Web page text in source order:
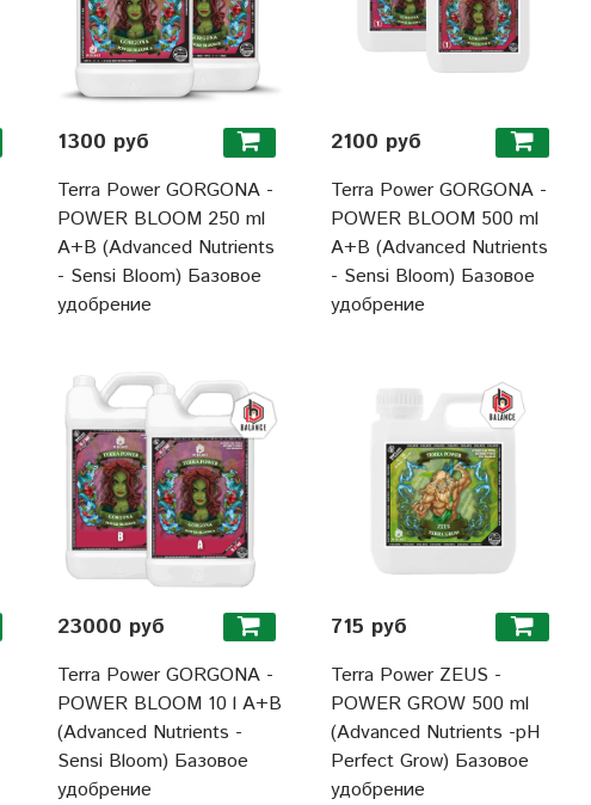
1300 руб
Terra Power GORGONA -
POWER BLOOM 250 ml
A+B (Advanced Nutrients
- Sensi Bloom) Базовое
удобрение
2100 руб
Terra Power GORGONA -
POWER BLOOM 500 ml
A+B (Advanced Nutrients
- Sensi Bloom) Базовое
удобрение
23000 руб
Terra Power GORGONA -
POWER BLOOM 10 l A+B
(Advanced Nutrients -
Sensi Bloom) Базовое
удобрение
715 руб
Terra Power ZEUS -
POWER GROW 500 ml
(Advanced Nutrients -pH
Perfect Grow) Базовое
удобрение